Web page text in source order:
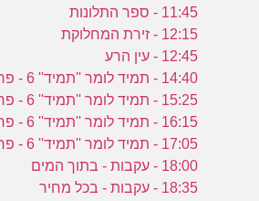
11:45 - ספר התלונות
12:15 - זירת המחלוקת
12:45 - עין הרע
14:40 - תמיד לומר ''תמיד'' 6 - פרק 5
15:25 - תמיד לומר ''תמיד'' 6 - פרק 6
16:15 - תמיד לומר ''תמיד'' 6 - פרק 7
17:05 - תמיד לומר ''תמיד'' 6 - פרק 8
18:00 - עקבות - בתוך המים
18:35 - עקבות - בכל מחיר